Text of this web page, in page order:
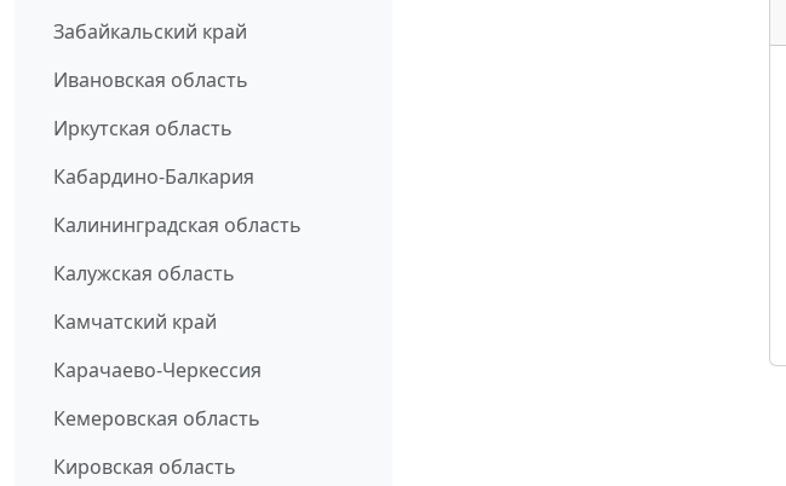
Забайкальский край
Ивановская область
Иркутская область
Кабардино-Балкария
Калининградская область
Калужская область
Камчатский край
Карачаево-Черкессия
Кемеровская область
Кировская область